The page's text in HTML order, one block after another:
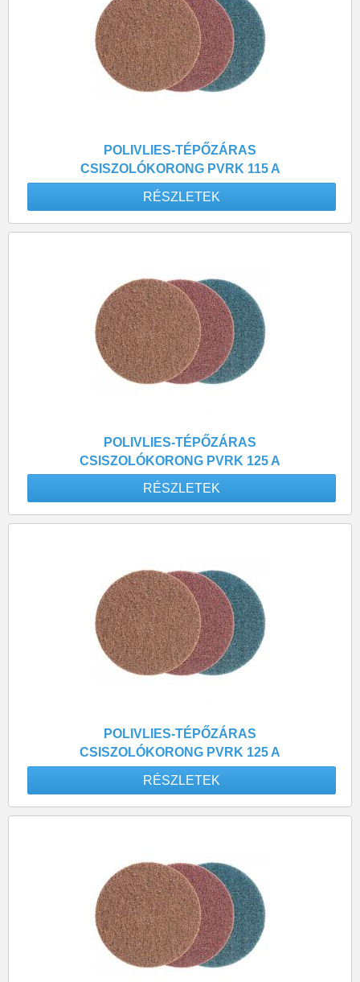
POLIVLIES-TÉPŐZÁRAS
CSISZOLÓKORONG PVRK 115 A
180 KÖZEPES FINOMSÁGÚ
RÉSZLETEK
POLIVLIES-TÉPŐZÁRAS
CSISZOLÓKORONG PVRK 125 A
100 DURVA
RÉSZLETEK
POLIVLIES-TÉPŐZÁRAS
CSISZOLÓKORONG PVRK 125 A
180 KÖZEPES FINOMSÁGÚ
RÉSZLETEK